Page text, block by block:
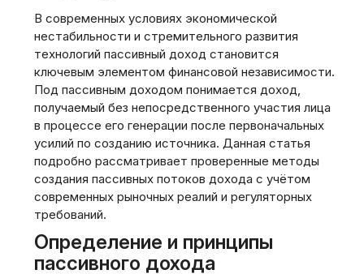
В современных условиях экономической
нестабильности и стремительного развития
технологий пассивный доход становится
ключевым элементом финансовой независимости.
Под пассивным доходом понимается доход,
получаемый без непосредственного участия лица
в процессе его генерации после первоначальных
усилий по созданию источника. Данная статья
подробно рассматривает проверенные методы
создания пассивных потоков дохода с учётом
современных рыночных реалий и регуляторных
требований.
Определение и принципы
пассивного дохода